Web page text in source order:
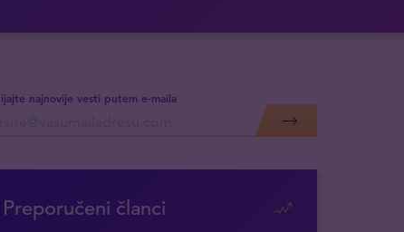
najnovije vesti putem e-maila
Preporučeni članci